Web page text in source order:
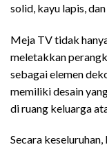
solid, kayu lapis,
Meja TV tidak
meletakkan
sebagai elemen
memiliki desain
di ruang keluarga
Secara